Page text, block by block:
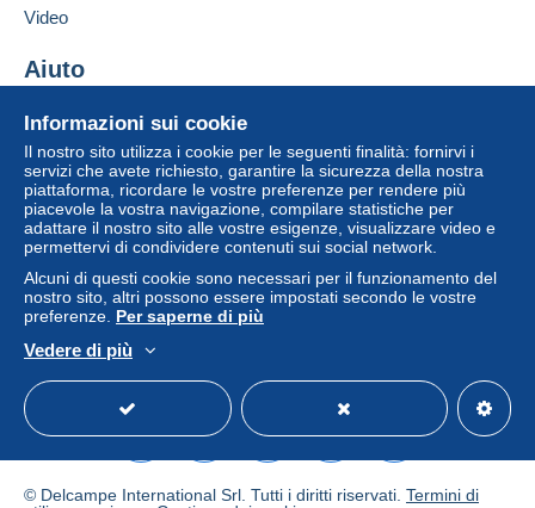
Informazioni sui cookie
Il nostro sito utilizza i cookie per le seguenti finalità: fornirvi i
servizi che avete richiesto, garantire la sicurezza della nostra
piattaforma, ricordare le vostre preferenze per rendere più
piacevole la vostra navigazione, compilare statistiche per
adattare il nostro sito alle vostre esigenze, visualizzare video e
permettervi di condividere contenuti sui social network.
Alcuni di questi cookie sono necessari per il funzionamento del
nostro sito, altri possono essere impostati secondo le vostre
preferenze. Per saperne di più
Vedere di più
Video
Aiuto
Acquistare su Delcampe
Vendere su Delcampe
Un sito sicuro
© Delcampe International Srl. Tutti i diritti riservati. Termini di